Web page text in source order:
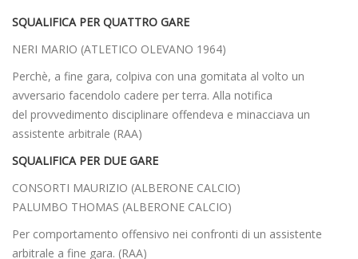
SQUALIFICA PER QUATTRO GARE
NERI MARIO (ATLETICO OLEVANO 1964)
Perchè, a fine gara, colpiva con una gomitata al volto un
avversario facendolo cadere per terra. Alla notifica
del provvedimento disciplinare offendeva e minacciava un
assistente arbitrale (RAA)
SQUALIFICA PER DUE GARE
CONSORTI MAURIZIO (ALBERONE CALCIO)
PALUMBO THOMAS (ALBERONE CALCIO)
Per comportamento offensivo nei confronti di un assistente
arbitrale a fine gara. (RAA)